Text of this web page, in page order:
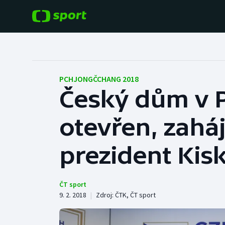
Hokej
Tenis
Cyklistika
Baseball a softbal
Basketbal
Biatlon
PCHJONGČCHANG 2018
Český dům v
otevřen,
prezident
ČT sport
9. 2. 2018 | Zdroj: ČTK, ČT sport